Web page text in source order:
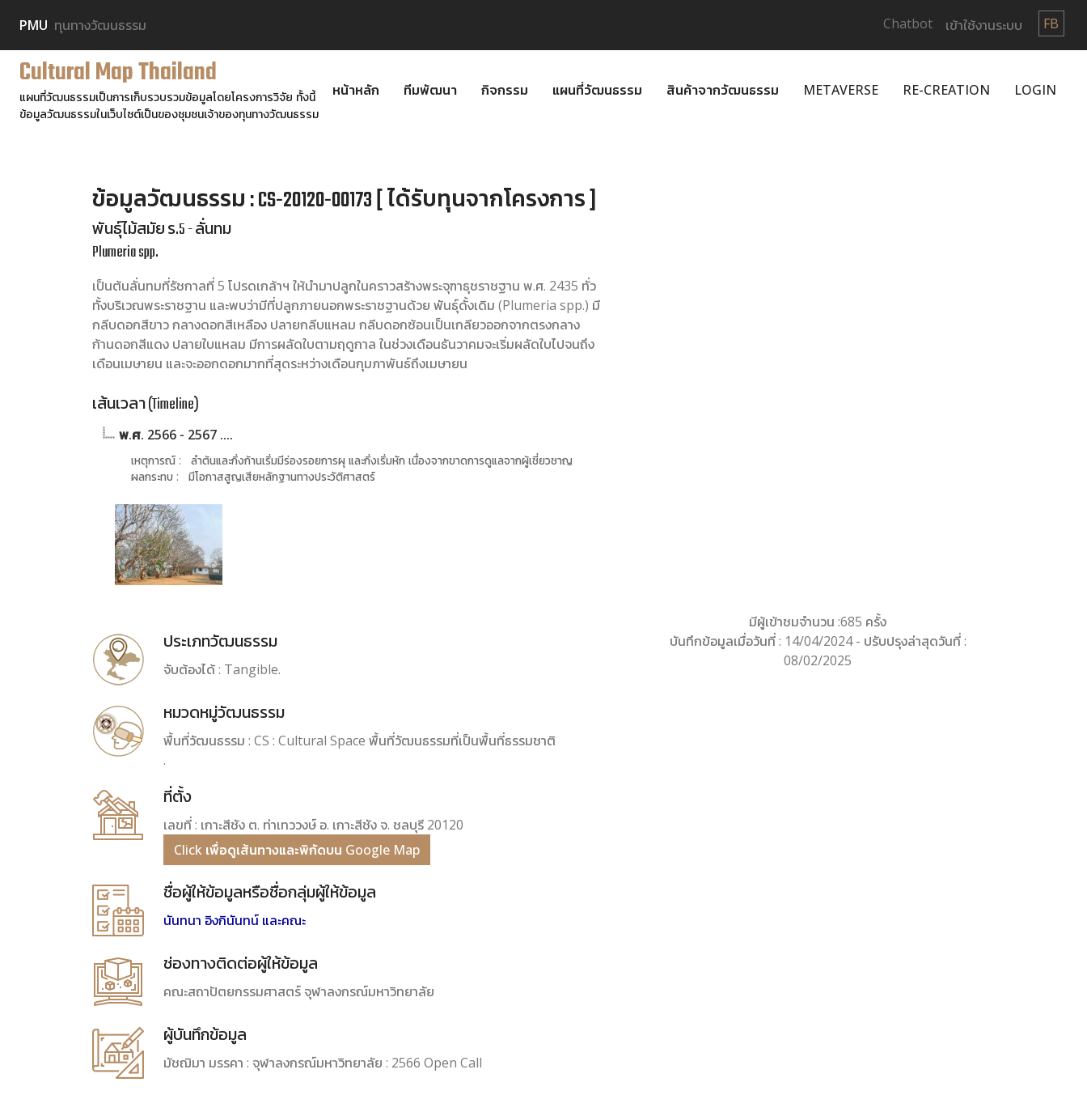
PMU ทุนทางวัฒนธรรม Chatbot เข้าใช้งานระบบ FB
Cultural Map Thailand
แผนที่วัฒนธรรมเป็นการเก็บรวบรวมข้อมูลโดยโครงการวิจัย ทั้งนี้
ข้อมูลวัฒนธรรมในเว็บไซต์เป็นของชุมชนเจ้าของทุนทางวัฒนธรรม
หน้าหลัก ทีมพัฒนา กิจกรรม แผนที่วัฒนธรรม สินค้าจากวัฒนธรรม METAVERSE RE-CREATION LOGIN
ข้อมูลวัฒนธรรม : CS-20120-00173 [ ได้รับทุนจากโครงการ ]
พันธุ์ไม้สมัย ร.5 - ลั่นทม
Plumeria spp.
เป็นต้นลั่นทมที่รัชกาลที่ 5 โปรดเกล้าฯ ให้นำมาปลูกในคราวสร้างพระจุฑาธุชราชฐาน พ.ศ. 2435 ทั่ว
ทั้งบริเวณพระราชฐาน และพบว่ามีที่ปลูกภายนอกพระราชฐานด้วย พันธุ์ดั้งเดิม (Plumeria spp.) มี
กลีบดอกสีขาว กลางดอกสีเหลือง ปลายกลีบแหลม กลีบดอกซ้อนเป็นเกลียวออกจากตรงกลาง
ก้านดอกสีแดง ปลายใบแหลม มีการผลัดใบตามฤดูกาล ในช่วงเดือนธันวาคมจะเริ่มผลัดใบไปจนถึง
เดือนเมษายน และจะออกดอกมากที่สุดระหว่างเดือนกุมภาพันธ์ถึงเมษายน
เส้นเวลา (Timeline)
พ.ศ. 2566 - 2567 ....
เหตุการณ์ : ลำต้นและกิ่งก้านเริ่มมีร่องรอยการผุ และกิ่งเริ่มหัก เนื่องจากขาดการดูแลจากผู้เชี่ยวชาญ
ผลกระทบ : มีโอกาสสูญเสียหลักฐานทางประวัติศาสตร์
ประเภทวัฒนธรรม
จับต้องได้ : Tangible.
หมวดหมู่วัฒนธรรม
พื้นที่วัฒนธรรม : CS : Cultural Space พื้นที่วัฒนธรรมที่เป็นพื้นที่ธรรมชาติ
.
ที่ตั้ง
เลขที่ : เกาะสีชัง ต. ท่าเทววงษ์ อ. เกาะสีชัง จ. ชลบุรี 20120
Click เพื่อดูเส้นทางและพิกัดบน Google Map
ชื่อผู้ให้ข้อมูลหรือชื่อกลุ่มผู้ให้ข้อมูล
นันทนา อิงกินันทน์ และคณะ
ช่องทางติดต่อผู้ให้ข้อมูล
คณะสถาปัตยกรรมศาสตร์ จุฬาลงกรณ์มหาวิทยาลัย
ผู้บันทึกข้อมูล
มัชฌิมา มรรคา : จุฬาลงกรณ์มหาวิทยาลัย : 2566 Open Call
มีผู้เข้าชมจำนวน :685 ครั้ง
บันทึกข้อมูลเมื่อวันที่ : 14/04/2024 - ปรับปรุงล่าสุดวันที่ :
08/02/2025